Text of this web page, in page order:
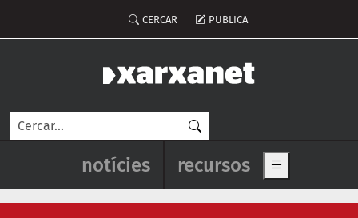
Menú del compte d'usuari
CERCAR PUBLICA
Cerca
Navegació principal de
notícies recursos Show main